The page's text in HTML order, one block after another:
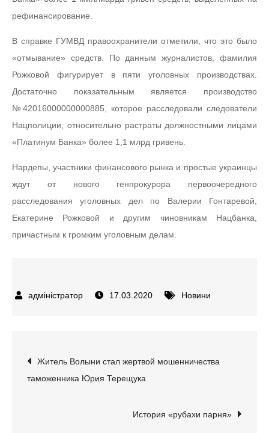
рефинансирование.
В справке ГУМВД правоохранители отметили, что это было
«отмывание» средств. По данным журналистов, фамилия
Рожковой фигурирует в пяти уголовных производствах.
Достаточно показательным является производство
№42016000000000885, которое расследовали следователи
Нацполиции, относительно растраты должностными лицами
«Платинум Банка» более 1,1 млрд гривень.
Нардепы, участники финансового рынка и простые украинцы
ждут от нового генпрокурора первоочередного
расследования уголовных дел по Валерии Гонтаревой,
Екатерине Рожковой и другим чиновникам Нацбанка,
причастным к громким уголовным делам.
17.03.2020 Новини
Навігація
записів
Житель Волыни стал жертвой мошенничества
таможенника Юрия Терещука
История «рубахи парня»